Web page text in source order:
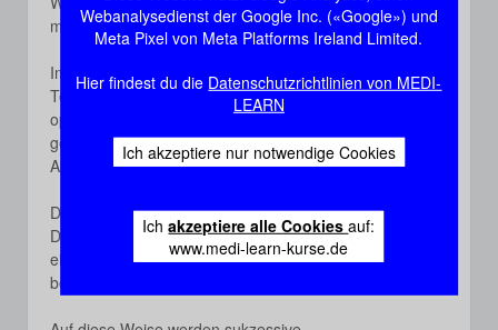
Webanalysedienst der Google Inc. («Google») und
Meta Pixel von Meta Platforms Ireland Limited.
Hier findest du die Datenschutzrichtlinien von MEDI-
LEARN
Ich akzeptiere nur notwendige Cookies
Ichakzeptiere alle Cookiesauf:
www.medi-learn-kurse.de
Suche
Login
Jobs
machen.
Im Rahmen des Trainings erwerben die
Teilnehmer:innen eine Verhaltenssicherheit, die eine
optimale Selbstdarstellung in der Prüfung durch den
gezielten Einsatz verbaler und non-verbaler
Ausdrucksformen erlaubt.
Die vorherrschende Arbeitsweise besteht in der
Durchführung und Reflexion von Rollenspielen, die
eigenes Verhalten in der kritischen Fremdwahrnehmung
bewusst machen sollen.